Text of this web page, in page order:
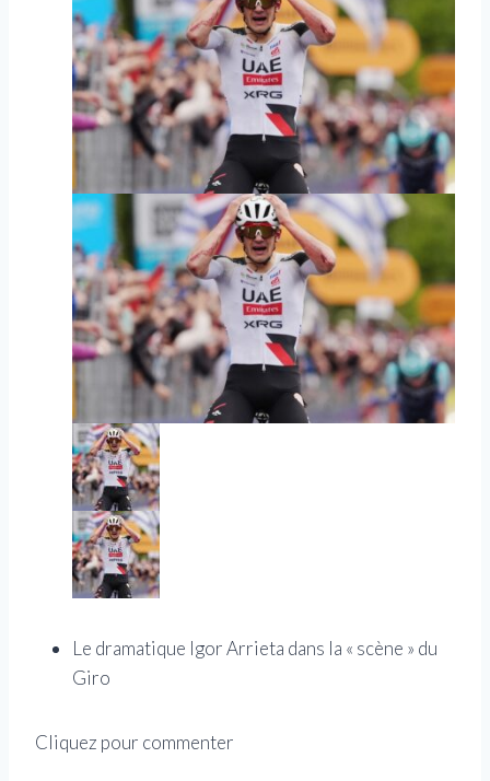
Le dramatique Igor Arrieta dans la « scène » du
Giro
Cliquez pour commenter